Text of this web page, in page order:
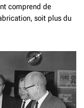
comprend de
soit plus du